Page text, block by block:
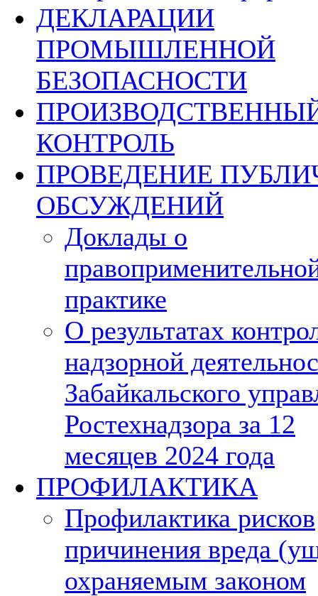
ДЕКЛАРАЦИИ
ПРОМЫШЛЕННОЙ
БЕЗОПАСНОСТИ
КОНТРОЛЬ
ПРОВЕДЕНИЕ
ОБСУЖДЕНИЙ
Доклады о
практике
О результатах
надзорной
Забайкальского
Ростехнадзора за 12
месяцев 2024 года
ПРОФИЛАКТИКА
Профилактика рисков
причинения вреда
охраняемым законом